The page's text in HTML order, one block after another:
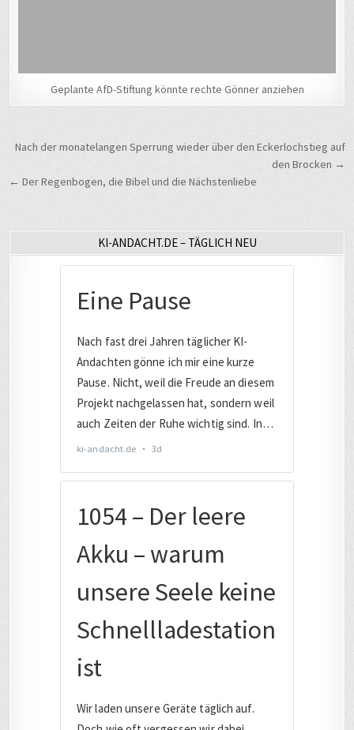
Geplante AfD-Stiftung könnte rechte Gönner anziehen
Beitragsnavigation
Nach der monatelangen Sperrung wieder über den Eckerlochstieg auf
den Brocken →
← Der Regenbogen, die Bibel und die Nächstenliebe
KI-ANDACHT.DE – TÄGLICH NEU